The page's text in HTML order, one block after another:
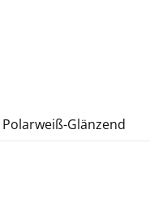
Polarweiß-Glänzend